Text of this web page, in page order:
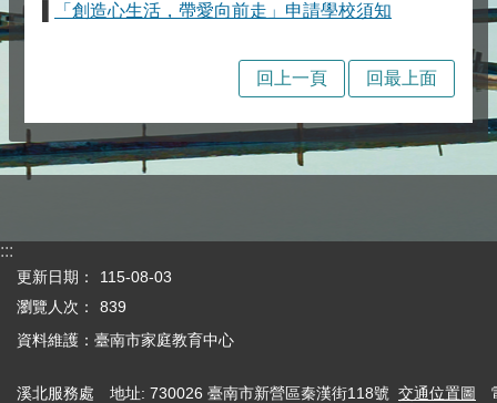
「創造心生活，帶愛向前走」申請學校須知
回上一頁 回最上面
:::
更新日期：
115-08-03
瀏覽人次：
839
資料維護：臺南市家庭教育中心
溪北服務處 地址: 730026 臺南市新營區秦漢街118號 交通位置圖